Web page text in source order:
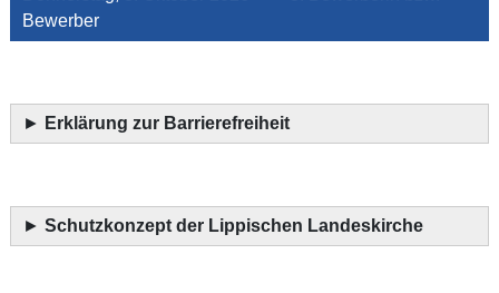
Bewerber
► Erklärung zur Barrierefreiheit
► Schutzkonzept der Lippischen Landeskirche